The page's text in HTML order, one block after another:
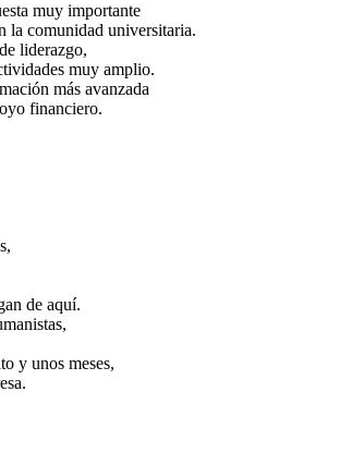
muy importante
la comunidad universitaria.
liderazgo,
muy amplio.
más avanzada
financiero.
de aquí.
y unos meses,